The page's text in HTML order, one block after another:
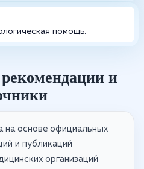
помощь.
и
на основе официальных
и публикаций
организаций